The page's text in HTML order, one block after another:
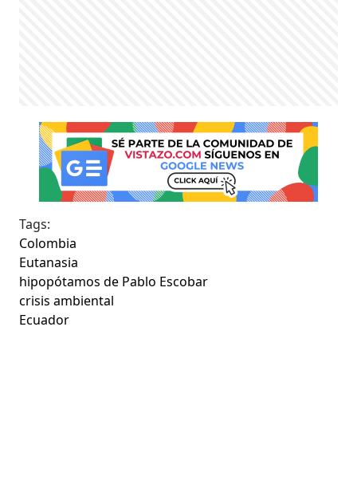
Tags:
Colombia
Eutanasia
hipopótamos de Pablo Escobar
crisis ambiental
Ecuador